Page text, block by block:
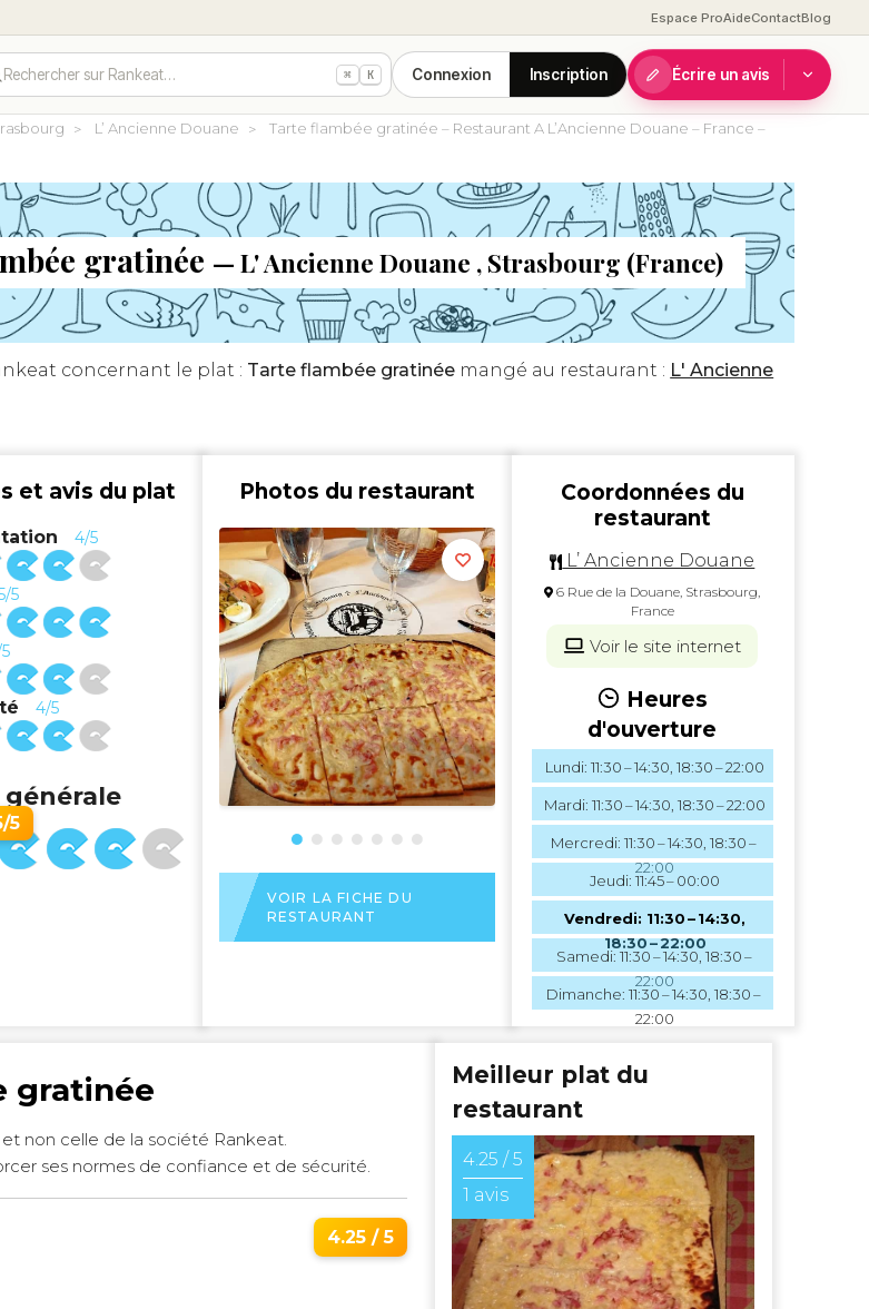
Espace ProAideContactBlog
Rechercher sur Rankeat… ⌘ K Connexion Inscription Écrire un avis
L’ Ancienne Douane
Tarte flambée gratinée – Restaurant A L’Ancienne Douane – France –
gratinée — L' Ancienne Douane , Strasbourg (France)
concernant le plat : Tarte flambée gratinée mangé au restaurant : L' Ancienne
et avis du plat
4/5
5
4/5
générale
5
Photos du restaurant
VOIR LA FICHE DU
RESTAURANT
Coordonnées du
restaurant
L’ Ancienne Douane
6 Rue de la Douane, Strasbourg,
France
Voir le site internet
Heures
d'ouverture
Lundi: 11:30 – 14:30, 18:30 – 22:00
Mardi: 11:30 – 14:30, 18:30 – 22:00
Mercredi: 11:30 – 14:30, 18:30 –
22:00
Jeudi: 11:45 – 00:00
Vendredi: 11:30 – 14:30,
18:30 – 22:00
Samedi: 11:30 – 14:30, 18:30 –
22:00
Dimanche: 11:30 – 14:30, 18:30 –
22:00
gratinée
non celle de la société Rankeat.
ses normes de confiance et de sécurité.
4.25 / 5
Meilleur plat du
restaurant
4.25 / 5
1 avis